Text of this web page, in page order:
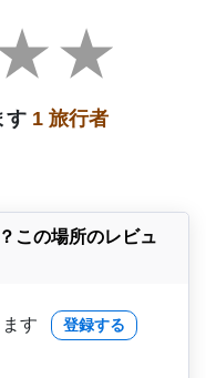
す 1 旅行者
この場所のレビュ
す 登録する